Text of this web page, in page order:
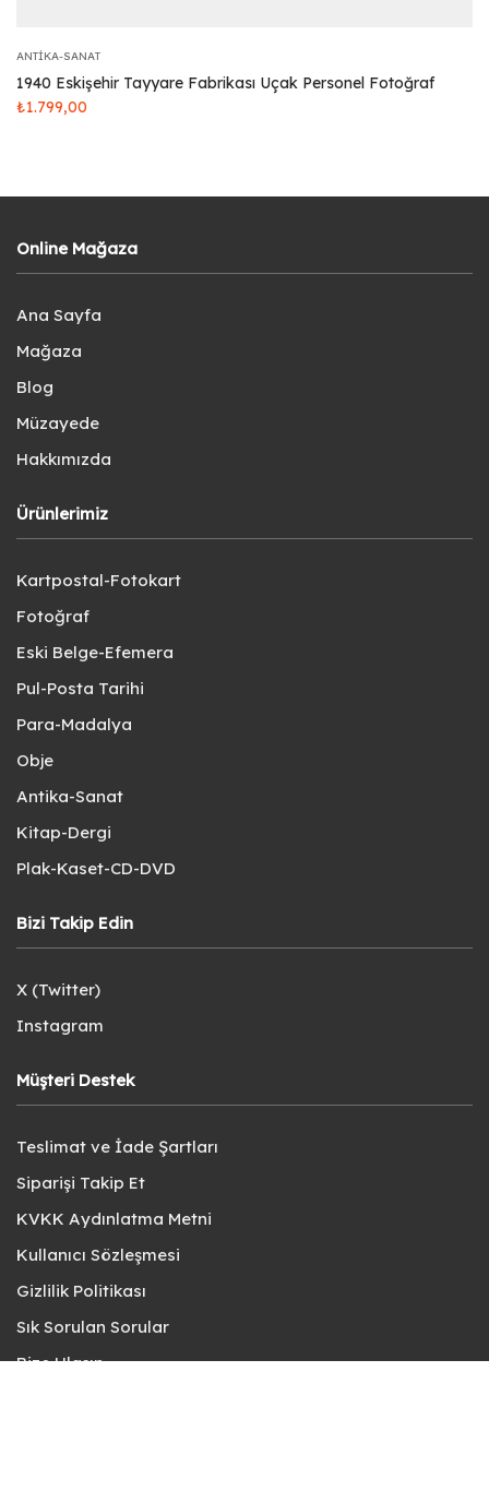
ANTIKA-SANAT
1940 Eskişehir Tayyare Fabrikası Uçak Personel Fotoğraf
₺1.799,00
Online Mağaza
Ana Sayfa
Mağaza
Blog
Müzayede
Hakkımızda
Ürünlerimiz
Kartpostal-Fotokart
Fotoğraf
Eski Belge-Efemera
Pul-Posta Tarihi
Para-Madalya
Obje
Antika-Sanat
Kitap-Dergi
Plak-Kaset-CD-DVD
Bizi Takip Edin
X (Twitter)
Instagram
Müşteri Destek
Teslimat ve İade Şartları
Siparişi Takip Et
KVKK Aydınlatma Metni
Kullanıcı Sözleşmesi
Gizlilik Politikası
Sık Sorulan Sorular
Bize Ulaşın